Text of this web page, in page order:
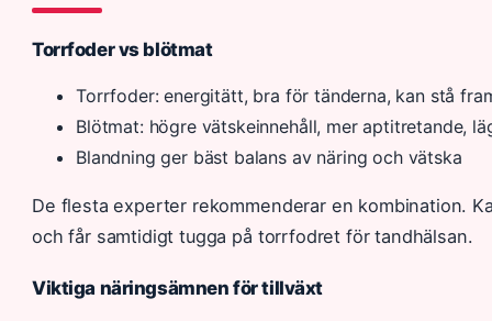
Torrfoder vs blötmat
Torrfoder: energitätt, bra för tänderna, kan stå
Blötmat: högre vätskeinnehåll, mer aptitretande,
Blandning ger bäst balans av näring och vätska
De flesta experter rekommenderar en kombination.
och får samtidigt tugga på torrfodret för tandhälsan.
Viktiga näringsämnen för tillväxt